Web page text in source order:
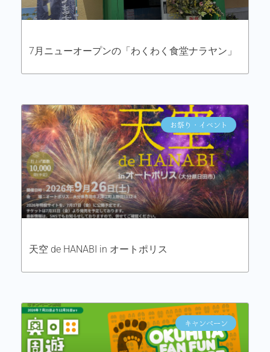
7月ニューオープンの「わくわく食堂ナラヤン」
お祭り・イベント
天空 de HANABI in オートポリス
キャンペーン